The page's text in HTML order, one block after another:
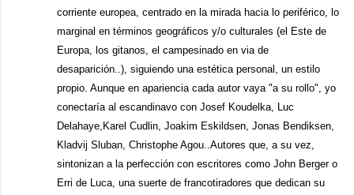
corriente europea, centrado en la mirada hacia lo periférico, lo
marginal en términos geográficos y/o culturales (el Este de
Europa, los gitanos, el campesinado en via de
desaparición..), siguiendo una estética personal, un estilo
propio. Aunque en apariencia cada autor vaya "a su rollo", yo
conectaría al escandinavo con Josef Koudelka, Luc
Delahaye,Karel Cudlin, Joakim Eskildsen, Jonas Bendiksen,
Kladvij Sluban, Christophe Agou..Autores que, a su vez,
sintonizan a la perfección con escritores como John Berger o
Erri de Luca, una suerte de francotiradores que dedican su